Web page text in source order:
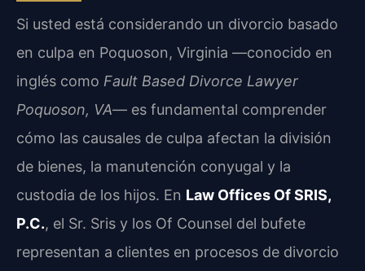
Si usted está considerando un divorcio basado
en culpa en Poquoson, Virginia —conocido en
inglés como Fault Based Divorce Lawyer
Poquoson, VA— es fundamental comprender
cómo las causales de culpa afectan la división
de bienes, la manutención conyugal y la
custodia de los hijos. En Law Offices Of SRIS,
P.C., el Sr. Sris y los Of Counsel del bufete
representan a clientes en procesos de divorcio